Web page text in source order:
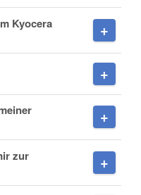
Kyocera
zur